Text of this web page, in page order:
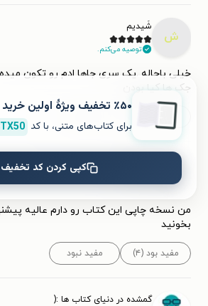
ش
شَیدیم
توصیه می‌کنم.
خیلی باحاله .یک سری جاها ادم رو تکون
جک ها کیا بودن
مفید بود (۴)
من نسخه چاپی این کتاب رو دارم عالیه
بخونید
مفید بود (۴) مفید نبود
گمشده در دنیای کتاب ها :(
٪۵۰ تخفیف ویژۀ اولین خرید
برای کتاب‌های متنی، با کد
کپی کردن کد تخفیف